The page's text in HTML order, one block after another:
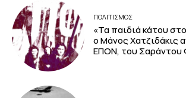
ΠΟΛΙΤΙΣΜΟΣ
«Τα παιδιά κάτου
ο Μάνος Χατζιδάκις
ΕΠΟΝ, του Σαράντου